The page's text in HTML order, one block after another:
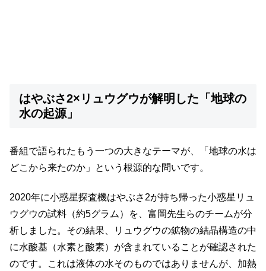
はやぶさ2×リュウグウが解明した「地球の
水の起源」
番組で語られたもう一つの大きなテーマが、「地球の水は
どこから来たのか」という根源的な問いです。
2020年に小惑星探査機はやぶさ2が持ち帰った小惑星リュ
ウグウの試料（約5グラム）を、富岡先生らのチームが分
析しました。その結果、リュウグウの鉱物の結晶構造の中
に水酸基（水素と酸素）が含まれていることが確認された
のです。これは液体の水そのものではありませんが、加熱